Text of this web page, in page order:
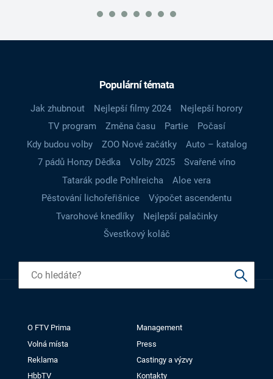
Populární témata
Jak zhubnout Nejlepší filmy 2024
Nejlepší horory
TV program
Změna času Partie
Počasí
Kdy budou volby
ZOO Nové začátky
Auto – katalog
7 pádů Honzy Dědka
Volby 2025
Svařené víno
Tatarák podle Pohlreicha
Aloe vera
Pěstování lichořeřišnice
Výpočet ascendentu
Tvarohové knedlíky
Nejlepší palačinky
Švestkový koláč
O FTV Prima
Management
Volná místa
Press
Reklama
Castingy a výzvy
HbbTV
Kontakty